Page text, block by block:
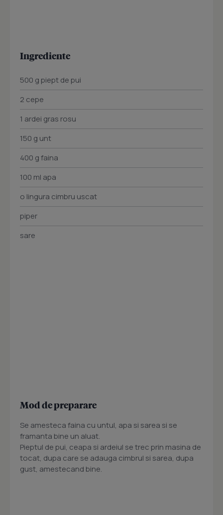
Ingrediente
500 g piept de pui
2 cepe
1 ardei gras rosu
150 g unt
400 g faina
100 ml apa
o lingura cimbru uscat
piper
sare
Mod de preparare
Se amesteca faina cu untul, apa si sarea si se
framanta bine un aluat.
Pieptul de pui, ceapa si ardeiul se trec prin masina de
tocat, dupa care se adauga cimbrul si sarea, dupa
gust, amestecand bine.